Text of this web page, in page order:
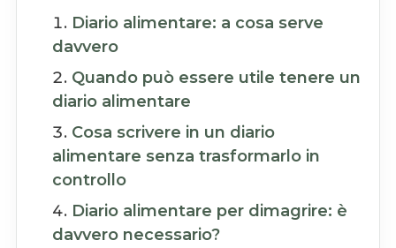
Diario alimentare: a cosa serve
davvero
Quando può essere utile tenere un
diario alimentare
Cosa scrivere in un diario
alimentare senza trasformarlo in
controllo
Diario alimentare per dimagrire: è
davvero necessario?